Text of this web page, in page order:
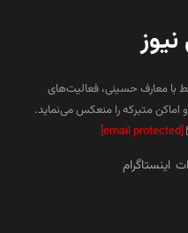
با معارف حسینی، فعالیت‌های
اماکن متبرکه را منعکس می‌نماید.
[email protected]
اینستاگرام